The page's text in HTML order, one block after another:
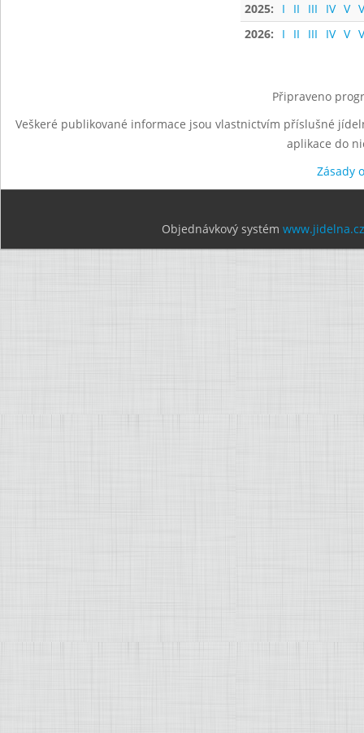
2025:
I II III IV V
2026:
I II III IV V
Připraveno
Veškeré publikované informace jsou vlastnictvím příslušné
aplikace do
Zásady
Objednávkový systém www.jidelna.cz